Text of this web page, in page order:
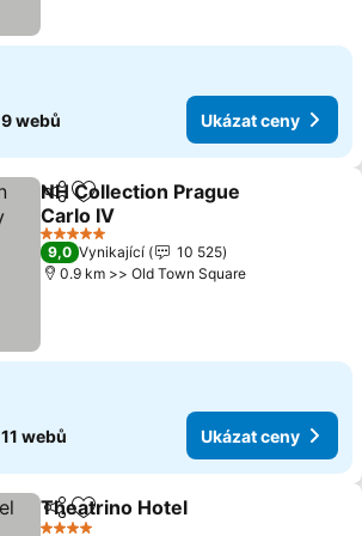
9 webů Ukázat ceny
SdíletPřidat na seznam oblíbených
NH Collection Prague
Carlo IV
Ukázat ceny
5 Počet hvězdiček
9,0 Vynikající
10 525
0.9 km >> Old Town Square
11 webů Ukázat ceny
SdíletPřidat na seznam oblíbených
Theatrino Hotel